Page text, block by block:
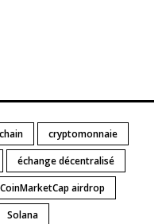
cryptomonnaie
échange décentralisé
CoinMarketCap airdrop
Solana